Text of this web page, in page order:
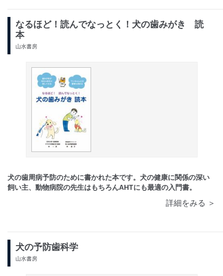
なるほど！読んでなっとく！犬の歯みがき 読
本
山水書房
犬の歯周病予防のために書かれた本です。犬の健康に関係の深い
飼い主、動物病院の先生はもちろんAHTにも最適の入門書。
詳細をみる ＞
犬の予防歯科学
山水書房